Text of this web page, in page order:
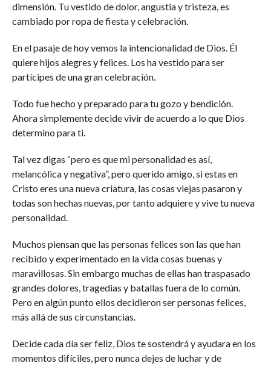
dimensión. Tu vestido de dolor, angustia y tristeza, es
cambiado por ropa de fiesta y celebración.
En el pasaje de hoy vemos la intencionalidad de Dios. Él
quiere hijos alegres y felices. Los ha vestido para ser
partícipes de una gran celebración.
Todo fue hecho y preparado para tu gozo y bendición.
Ahora simplemente decide vivir de acuerdo a lo que Dios
determino para ti.
Tal vez digas “pero es que mi personalidad es así,
melancólica y negativa”, pero querido amigo, si estas en
Cristo eres una nueva criatura, las cosas viejas pasaron y
todas son hechas nuevas, por tanto adquiere y vive tu nueva
personalidad.
Muchos piensan que las personas felices son las que han
recibido y experimentado en la vida cosas buenas y
maravillosas. Sin embargo muchas de ellas han traspasado
grandes dolores, tragedias y batallas fuera de lo común.
Pero en algún punto ellos decidieron ser personas felices,
más allá de sus circunstancias.
Decide cada día ser feliz, Dios te sostendrá y ayudara en los
momentos difíciles, pero nunca dejes de luchar y de